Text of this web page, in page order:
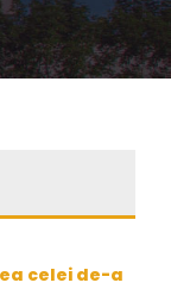
celei de-a